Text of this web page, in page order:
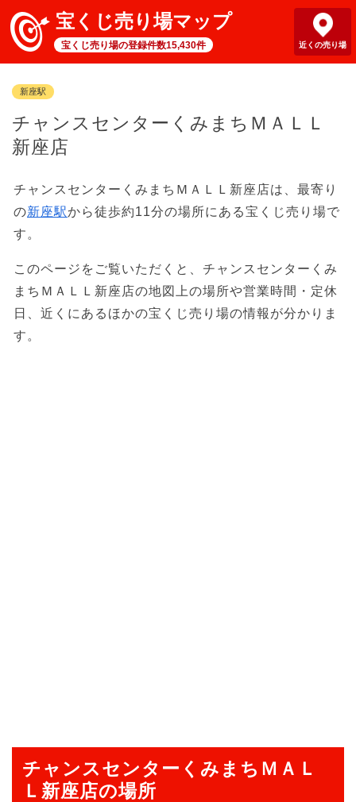
宝くじ売り場マップ
宝くじ売り場の登録件数15,430件 近くの売り場
新座駅
チャンスセンターくみまちＭＡＬＬ
新座店
チャンスセンターくみまちＭＡＬＬ新座店は、最寄り
の新座駅から徒歩約11分の場所にある宝くじ売り場で
す。
このページをご覧いただくと、チャンスセンターくみ
まちＭＡＬＬ新座店の地図上の場所や営業時間・定休
日、近くにあるほかの宝くじ売り場の情報が分かりま
す。
チャンスセンターくみまちＭＡＬ
Ｌ新座店の場所